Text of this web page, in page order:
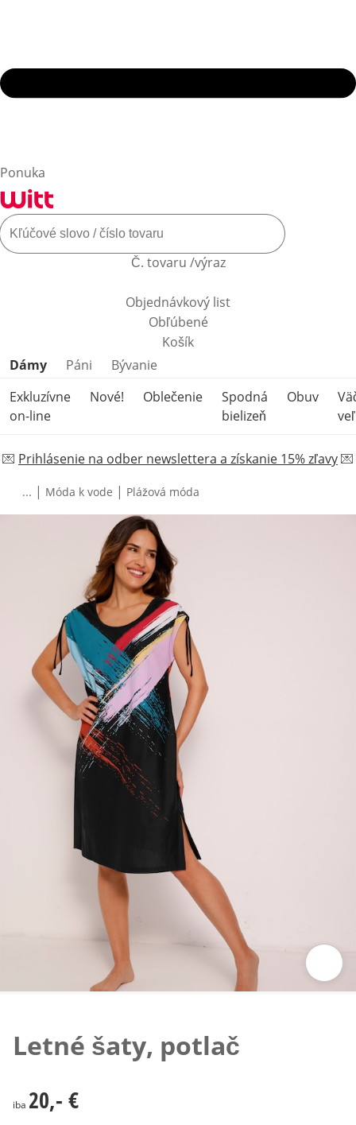
Ponuka
Č. tovaru /výraz
Objednávkový list
Obľúbené
Košík
Preskočiť kategórie produktov
Dámy Páni
Bývanie
Exkluzívne
on-line
Nové! Oblečenie
Spodná
bielizeň
Obuv
💌 Prihlásenie na odber newslettera a získanie 15% zľavy💌
... | Móda k vode | Plážová móda
Letné šaty, potlač
20,- €
iba 20,- €